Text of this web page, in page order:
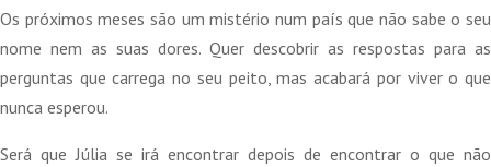
Os próximos meses são um mistério num país que não sabe o seu
nome nem as suas dores. Quer descobrir as respostas para as
perguntas que carrega no seu peito, mas acabará por viver o que
nunca esperou.
Será que Júlia se irá encontrar depois de encontrar o que não